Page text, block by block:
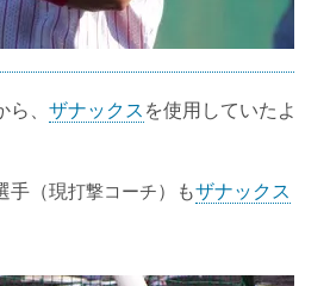
、 ザナックス を使用していたよ
手（現打撃コーチ）もザナックス